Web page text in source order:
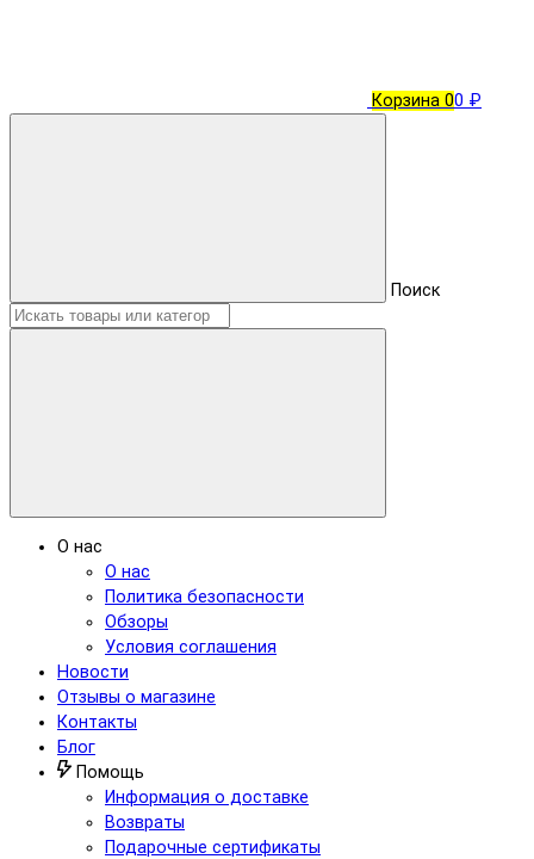
Корзина 00 ₽
Поиск
О нас
О нас
Политика безопасности
Обзоры
Условия соглашения
Новости
Отзывы о магазине
Контакты
Блог
Помощь
Информация о доставке
Возвраты
Подарочные сертификаты